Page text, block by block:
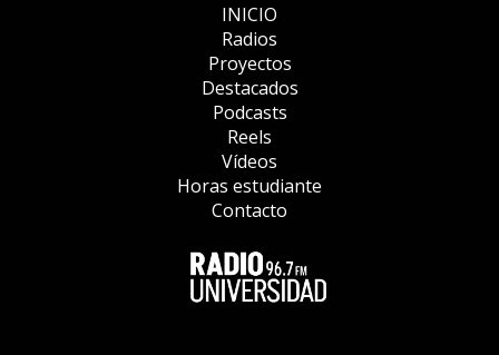
INICIO
Radios
Proyectos
Destacados
Podcasts
Reels
Vídeos
Horas estudiante
Contacto